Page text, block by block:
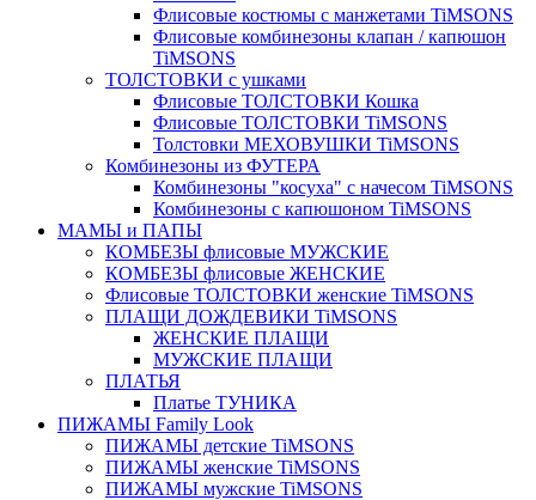
Флисовые костюмы с манжетами TiMSONS
Флисовые комбинезоны клапан / капюшон
TiMSONS
ТОЛСТОВКИ с ушками
Флисовые ТОЛСТОВКИ Кошка
Флисовые ТОЛСТОВКИ TiMSONS
Толстовки МЕХОВУШКИ TiMSONS
Комбинезоны из ФУТЕРА
Комбинезоны "косуха" с начесом TiMSONS
Комбинезоны с капюшоном TiMSONS
МАМЫ и ПАПЫ
КОМБЕЗЫ флисовые МУЖСКИЕ
КОМБЕЗЫ флисовые ЖЕНСКИЕ
Флисовые ТОЛСТОВКИ женские TiMSONS
ПЛАЩИ ДОЖДЕВИКИ TiMSONS
ЖЕНСКИЕ ПЛАЩИ
МУЖСКИЕ ПЛАЩИ
ПЛАТЬЯ
Платье ТУНИКА
ПИЖАМЫ Family Look
ПИЖАМЫ детские TiMSONS
ПИЖАМЫ женские TiMSONS
ПИЖАМЫ мужские TiMSONS